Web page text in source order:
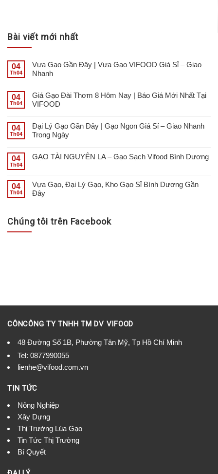
Bài viết mới nhất
04
Th04
Vựa Gạo Gần Đây | Vựa Gạo VIFOOD Giá Sỉ – Giao
Nhanh
04
Th04
Giá Gạo Đài Thơm 8 Hôm Nay | Báo Giá Mới Nhất Tại
VIFOOD
04
Th04
Đại Lý Gạo Gần Đây | Gạo Ngon Giá Sỉ – Giao Nhanh
Trong Ngày
04
Th04
GẠO TÀI NGUYÊN LA – Gạo Sạch Vifood Bình Dương
04
Th04
Vựa Gạo, Đại Lý Gạo, Kho Gạo Sỉ Bình Dương Gần
Đây
Chúng tôi trên Facebook
CÔNCÔNG TY TNHH TM DV VIFOOD
48 Đường Số 1B, Phường Tân Mỹ, Tp Hồ Chí Minh
Tel: 0877990055
lienhe@vifood.com.vn
TIN TỨC
Nông Nghiệp
Xây Dựng
Thị Trường Lúa Gạo
Tin Tức Thị Trường
Bí Quyết